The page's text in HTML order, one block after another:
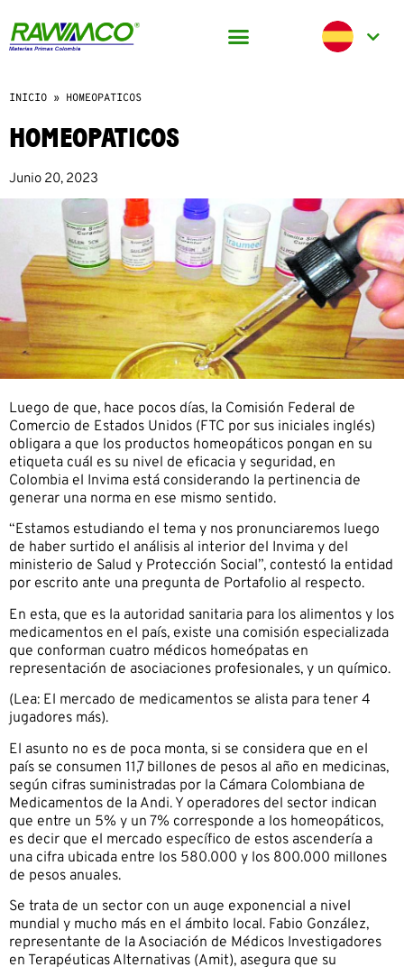
INICIO » HOMEOPATICOS
HOMEOPATICOS
Junio 20, 2023
Luego de que, hace pocos días, la Comisión Federal de
Comercio de Estados Unidos (FTC por sus iniciales inglés)
obligara a que los productos homeopáticos pongan en su
etiqueta cuál es su nivel de eficacia y seguridad, en
Colombia el Invima está considerando la pertinencia de
generar una norma en ese mismo sentido.
“Estamos estudiando el tema y nos pronunciaremos luego
de haber surtido el análisis al interior del Invima y del
ministerio de Salud y Protección Social”, contestó la entidad
por escrito ante una pregunta de Portafolio al respecto.
En esta, que es la autoridad sanitaria para los alimentos y los
medicamentos en el país, existe una comisión especializada
que conforman cuatro médicos homeópatas en
representación de asociaciones profesionales, y un químico.
(Lea: El mercado de medicamentos se alista para tener 4
jugadores más).
El asunto no es de poca monta, si se considera que en el
país se consumen 11,7 billones de pesos al año en medicinas,
según cifras suministradas por la Cámara Colombiana de
Medicamentos de la Andi. Y operadores del sector indican
que entre un 5% y un 7% corresponde a los homeopáticos,
es decir que el mercado específico de estos ascendería a
una cifra ubicada entre los 580.000 y los 800.000 millones
de pesos anuales.
Se trata de un sector con un auge exponencial a nivel
mundial y mucho más en el ámbito local. Fabio González,
representante de la Asociación de Médicos Investigadores
en Terapéuticas Alternativas (Amit), asegura que su